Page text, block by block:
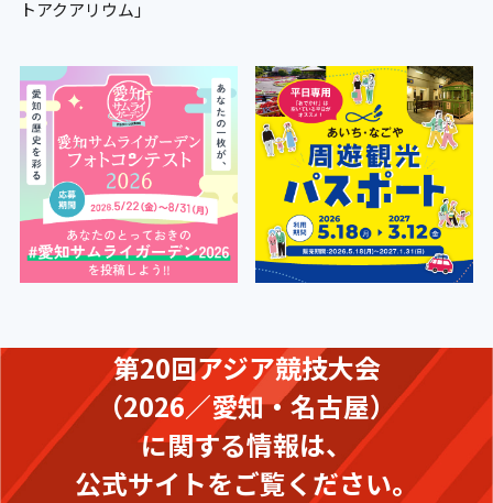
トアクアリウム」
第20回アジア競技大会
（2026／愛知・名古屋）
に関する情報は、
公式サイトをご覧ください。